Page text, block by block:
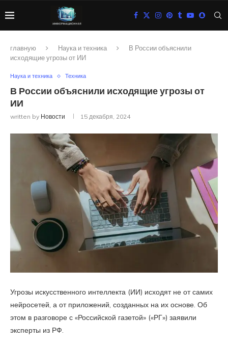
главную Наука и техника
В России объяснили
исходящие угрозы от ИИ
Наука и техника Техника
В России объяснили исходящие угрозы от
ИИ
written by Новости 15 декабря, 2024
Угрозы искусственного интеллекта (ИИ) исходят не от самих
нейросетей, а от приложений, созданных на их основе. Об
этом в разговоре с «Российской газетой» («РГ») заявили
эксперты из РФ.